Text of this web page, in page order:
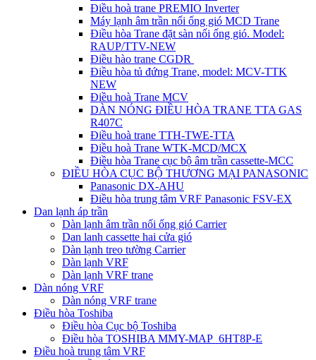
Điều hoà trane PREMIO Inverter
Máy lạnh âm trần nối ống gió MCD Trane
Điều hòa Trane đặt sàn nối ống gió. Model:
RAUP/TTV-NEW
Điều hào trane CGDR
Điều hòa tủ đứng Trane, model: MCV-TTK
NEW
Điều hoà Trane MCV
DÀN NÓNG ĐIỀU HÒA TRANE TTA GAS
R407C
Điều hoà trane TTH-TWE-TTA
Điều hoà Trane WTK-MCD/MCX
Điều hòa Trane cục bộ âm trần cassette-MCC
ĐIỀU HÒA CỤC BỘ THƯƠNG MẠI PANASONIC
Panasonic DX-AHU
Điều hòa trung tâm VRF Panasonic FSV-EX
Dan lạnh áp trần
Dàn lạnh âm trần nối ống gió Carrier
Dan lanh cassette hai cửa gió
Dàn lạnh treo tường Carrier
Dàn lạnh VRF
Dàn lạnh VRF trane
Dàn nóng VRF
Dàn nóng VRF trane
Điều hòa Toshiba
Điều hòa Cục bộ Toshiba
Điều hòa TOSHIBA MMY-MAP_6HT8P-E
Điều hoà trung tâm VRF